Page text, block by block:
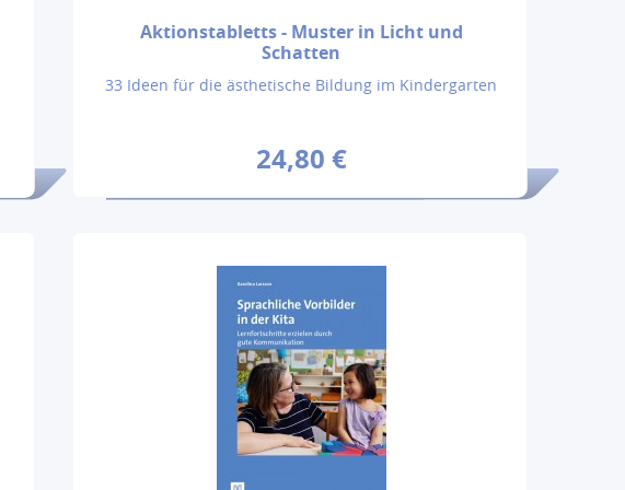
Aktionstabletts - Muster in Licht und
Schatten
33 Ideen für die ästhetische Bildung im Kindergarten
24,80 €